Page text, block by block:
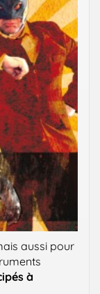
aussi pour
à